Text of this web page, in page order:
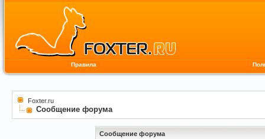
Правила
Foxter.ru
Сообщение форума
Сообщение форума